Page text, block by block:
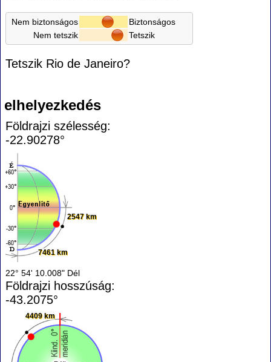
Nem biztonságos
Biztonságos
Nem tetszik
Tetszik
Tetszik Rio de Janeiro?
elhelyezkedés
Földrajzi szélesség:
-22.90278°
7461 km
2547 km
22° 54' 10.008" Dél
Földrajzi hosszúság:
-43.2075°
4409 km